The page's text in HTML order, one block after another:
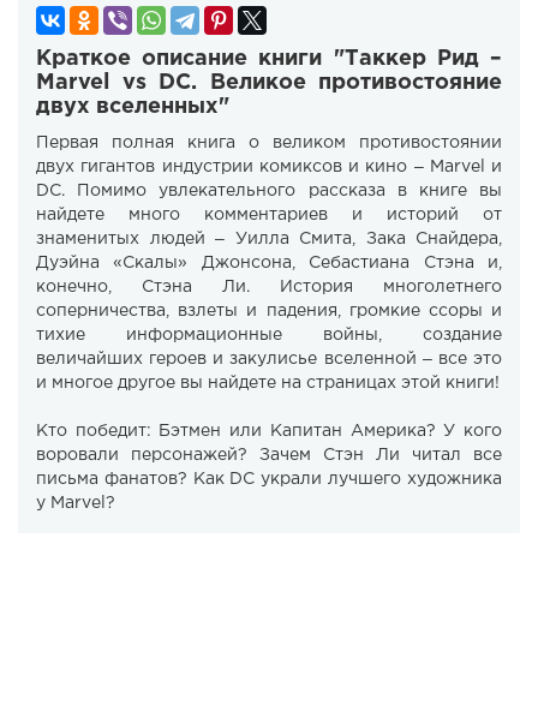
Краткое описание книги "Таккер Рид –
Marvel vs DC. Великое противостояние
двух вселенных"
Первая полная книга о великом противостоянии
двух гигантов индустрии комиксов и кино ‒ Marvel и
DC. Помимо увлекательного рассказа в книге вы
найдете много комментариев и историй от
знаменитых людей ‒ Уилла Смита, Зака Снайдера,
Дуэйна «Скалы» Джонсона, Себастиана Стэна и,
конечно, Стэна Ли. История многолетнего
соперничества, взлеты и падения, громкие ссоры и
тихие информационные войны, создание
величайших героев и закулисье вселенной ‒ все это
и многое другое вы найдете на страницах этой книги!
Кто победит: Бэтмен или Капитан Америка? У кого
воровали персонажей? Зачем Стэн Ли читал все
письма фанатов? Как DC украли лучшего художника
у Marvel?